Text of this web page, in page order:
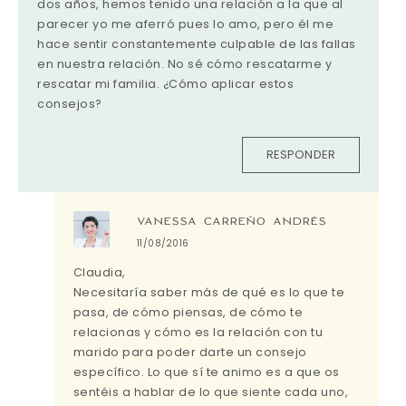
dos años, hemos tenido una relación a la que al
parecer yo me aferró pues lo amo, pero él me
hace sentir constantemente culpable de las fallas
en nuestra relación. No sé cómo rescatarme y
rescatar mi familia. ¿Cómo aplicar estos
consejos?
RESPONDER
VANESSA CARREÑO ANDRÉS
11/08/2016
Claudia,
Necesitaría saber más de qué es lo que te
pasa, de cómo piensas, de cómo te
relacionas y cómo es la relación con tu
marido para poder darte un consejo
específico. Lo que sí te animo es a que os
sentéis a hablar de lo que siente cada uno,